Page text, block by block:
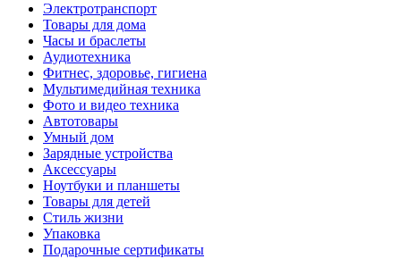
Электротранспорт
Товары для дома
Часы и браслеты
Аудиотехника
Фитнес, здоровье, гигиена
Мультимедийная техника
Фото и видео техника
Автотовары
Умный дом
Зарядные устройства
Аксессуары
Ноутбуки и планшеты
Товары для детей
Стиль жизни
Упаковка
Подарочные сертификаты